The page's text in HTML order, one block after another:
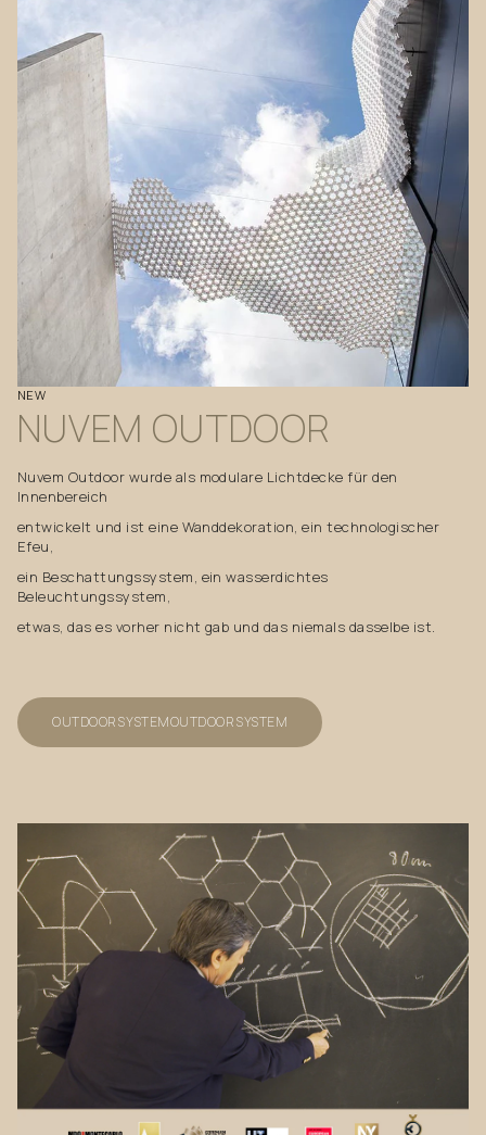
NEW
NUVEM OUTDOOR
Nuvem Outdoor wurde als modulare Lichtdecke für den
Innenbereich
entwickelt und ist eine Wanddekoration, ein technologischer
Efeu,
ein Beschattungssystem, ein wasserdichtes
Beleuchtungssystem,
etwas, das es vorher nicht gab und das niemals dasselbe ist.
OUTDOOR SYSTEMOUTDOOR SYSTEM